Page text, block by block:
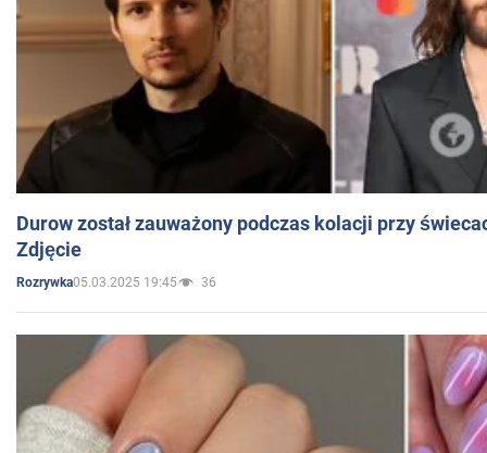
Durow został zauważony podczas kolacji przy
Zdjęcie
Rozrywka05.03.2025 19:45 36